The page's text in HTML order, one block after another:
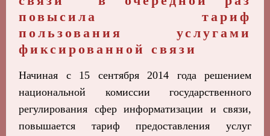
повысила тариф
пользования услугами
фиксированной связи
Начиная с 15 сентября 2014 года решением
национальной комиссии государственного
регулирования сфер информатизации и связи,
повышается тариф предоставления услуг